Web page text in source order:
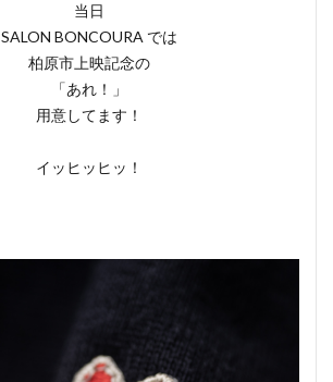
当日
SALON BONCOURA では
柏原市上映記念の
「あれ！」
用意してます！
イッヒッヒッ！